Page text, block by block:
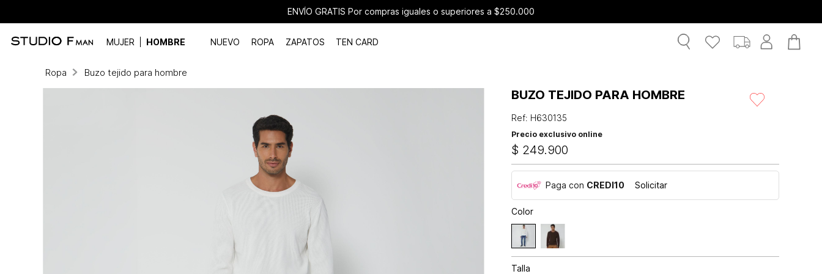
ENVÍO GRATIS Por compras iguales o superiores a $250.000
MUJER HOMBRE NUEVO ROPA ZAPATOS TEN CARD
Ropa Buzo tejido para hombre
BUZO TEJIDO PARA HOMBRE
Ref: H630135
Precio exclusivo online
$ 249.900
Paga con CREDI10 Solicitar
Color
Talla